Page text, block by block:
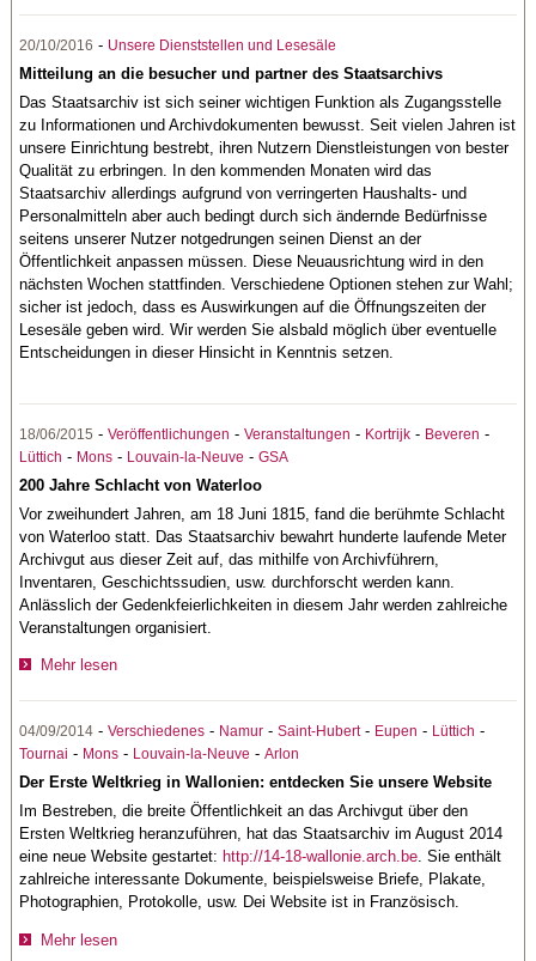
20/10/2016 - Unsere Dienststellen und Lesesäle
Mitteilung an die besucher und partner des Staatsarchivs
Das Staatsarchiv ist sich seiner wichtigen Funktion als Zugangsstelle
zu Informationen und Archivdokumenten bewusst. Seit vielen Jahren ist
unsere Einrichtung bestrebt, ihren Nutzern Dienstleistungen von bester
Qualität zu erbringen. In den kommenden Monaten wird das
Staatsarchiv allerdings aufgrund von verringerten Haushalts- und
Personalmitteln aber auch bedingt durch sich ändernde Bedürfnisse
seitens unserer Nutzer notgedrungen seinen Dienst an der
Öffentlichkeit anpassen müssen. Diese Neuausrichtung wird in den
nächsten Wochen stattfinden. Verschiedene Optionen stehen zur Wahl;
sicher ist jedoch, dass es Auswirkungen auf die Öffnungszeiten der
Lesesäle geben wird. Wir werden Sie alsbald möglich über eventuelle
Entscheidungen in dieser Hinsicht in Kenntnis setzen.
18/06/2015 -Veröffentlichungen -Veranstaltungen - Kortrijk - Beveren -
Lüttich - Mons - Louvain-la-Neuve -GSA
200 Jahre Schlacht von Waterloo
Vor zweihundert Jahren, am 18 Juni 1815, fand die berühmte Schlacht
von Waterloo statt. Das Staatsarchiv bewahrt hunderte laufende Meter
Archivgut aus dieser Zeit auf, das mithilfe von Archivführern,
Inventaren, Geschichtssudien, usw. durchforscht werden kann.
Anlässlich der Gedenkfeierlichkeiten in diesem Jahr werden zahlreiche
Veranstaltungen organisiert.
Mehr lesen
04/09/2014 -Verschiedenes - Namur -Saint-Hubert- Eupen - Lüttich -
Tournai - Mons - Louvain-la-Neuve -Arlon
Der Erste Weltkrieg in Wallonien: entdecken Sie unsere Website
Im Bestreben, die breite Öffentlichkeit an das Archivgut über den
Ersten Weltkrieg heranzuführen, hat das Staatsarchiv im August 2014
eine neue Website gestartet: http://14-18-wallonie.arch.be. Sie enthält
zahlreiche interessante Dokumente, beispielsweise Briefe, Plakate,
Photographien, Protokolle, usw. Dei Website ist in Französisch.
Mehr lesen